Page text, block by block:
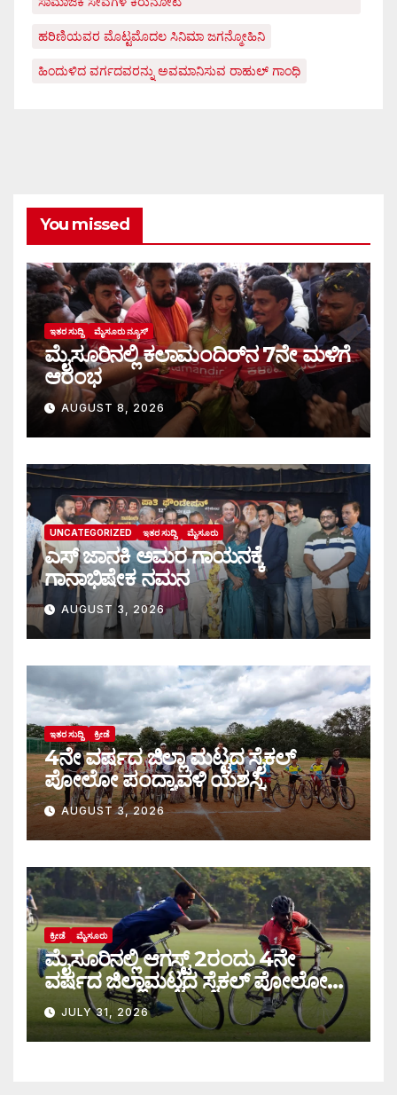
ಹರಿಣಿಯವರ ಮೊಟ್ಟಮೊದಲ ಸಿನಿಮಾ ಜಗನ್ಮೋಹಿನಿ
ಹಿಂದುಳಿದ ವರ್ಗದವರನ್ನು ಅವಮಾನಿಸುವ ರಾಹುಲ್ ಗಾಂಧಿ
You missed
ಇತರ ಸುದ್ದಿ ಮೈಸೂರು ನ್ಯೂಸ್
ಮೈಸೂರಿನಲ್ಲಿ ಕಲಾಮಂದಿರ್‌ನ 7ನೇ ಮಳಿಗೆ
ಆರಂಭ
AUGUST 8, 2026
UNCATEGORIZED ಇತರ ಸುದ್ದಿ ಮೈಸೂರು
ಎಸ್ ಜಾನಕಿ ಅಮರ ಗಾಯನಕ್ಕೆ
ಗಾನಾಭಿಷೇಕ ನಮನ
AUGUST 3, 2026
ಇತರ ಸುದ್ದಿ ಕ್ರೀಡೆ
4ನೇ ವರ್ಷದ ಜಿಲ್ಲಾ ಮಟ್ಟದ ಸೈಕಲ್
ಪೋಲೋ ಪಂದ್ಯಾವಳಿ ಯಶಸ್ವಿ
AUGUST 3, 2026
ಕ್ರೀಡೆ ಮೈಸೂರು
ಮೈಸೂರಿನಲ್ಲಿ ಆಗಸ್ಟ್‌ 2ರಂದು 4ನೇ
ವರ್ಷದ ಜಿಲ್ಲಾಮಟ್ಟದ ಸೈಕಲ್ ಪೋಲೋ
ಪಂದ್ಯಾವಳಿ
JULY 31, 2026